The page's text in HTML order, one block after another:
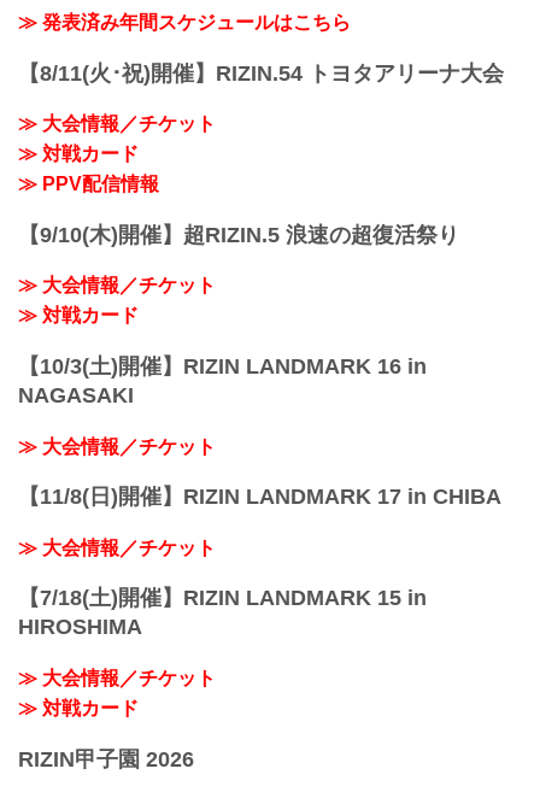
≫ 発表済み年間スケジュールはこちら
【8/11(火･祝)開催】RIZIN.54 トヨタアリーナ大会
≫ 大会情報／チケット
≫ 対戦カード
≫ PPV配信情報
【9/10(木)開催】超RIZIN.5 浪速の超復活祭り
≫ 大会情報／チケット
≫ 対戦カード
【10/3(土)開催】RIZIN LANDMARK 16 in
NAGASAKI
≫ 大会情報／チケット
【11/8(日)開催】RIZIN LANDMARK 17 in CHIBA
≫ 大会情報／チケット
【7/18(土)開催】RIZIN LANDMARK 15 in
HIROSHIMA
≫ 大会情報／チケット
≫ 対戦カード
RIZIN甲子園 2026